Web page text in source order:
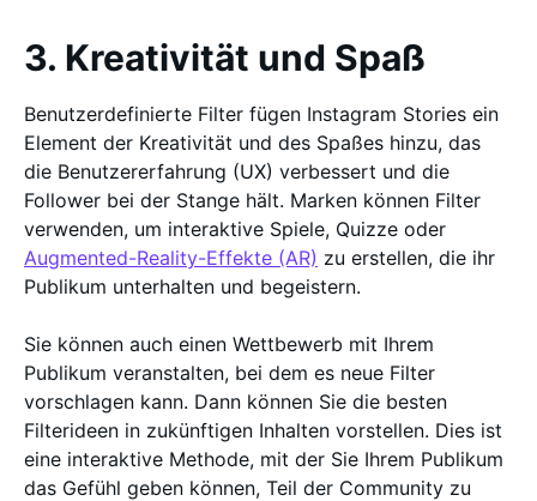
3. Kreativität und Spaß
Benutzerdefinierte Filter fügen Instagram Stories ein
Element der Kreativität und des Spaßes hinzu, das
die Benutzererfahrung (UX) verbessert und die
Follower bei der Stange hält. Marken können Filter
verwenden, um interaktive Spiele, Quizze oder
Augmented-Reality-Effekte (AR) zu erstellen, die ihr
Publikum unterhalten und begeistern.
Sie können auch einen Wettbewerb mit Ihrem
Publikum veranstalten, bei dem es neue Filter
vorschlagen kann. Dann können Sie die besten
Filterideen in zukünftigen Inhalten vorstellen. Dies ist
eine interaktive Methode, mit der Sie Ihrem Publikum
das Gefühl geben können, Teil der Community zu